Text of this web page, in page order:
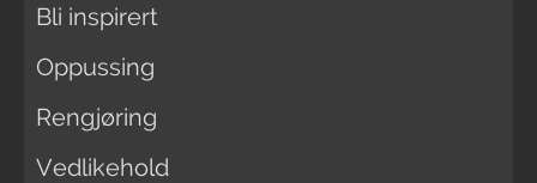
Bli inspirert
Oppussing
Rengjøring
Vedlikehold